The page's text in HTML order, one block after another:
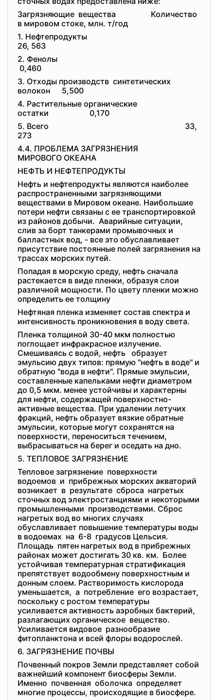
Загрязняющие вещества Количество
в мировом стоке, млн. т/год
1. Нефтепродукты
26, 563
2. Фенолы
0,460
3. Отходы производств синтетических
волокон 5,500
4. Растительные органические
остатки 0,170
5. Всего
33,
273
4.4. ПРОБЛЕМА ЗАГРЯЗНЕНИЯ
МИРОВОГО ОКЕАНА
НЕФТЬ И НЕФТЕПРОДУКТЫ
Нефть и нефтепродукты являются наиболее
распространенными загрязняющими
веществами в Мировом океане. Наибольшие
потери нефти связаны с ее транспортировкой
из районов добычи. Аварийные ситуации,
слив за борт танкерами промывочных и
балластных вод, - все это обуславливает
присутствие постоянные полей загрязнения на
трассах морских путей.
Попадая в морскую среду, нефть сначала
растекается в виде пленки, образуя слои
различной мощности. По цвету пленки можно
определить ее толщину
Нефтяная пленка изменяет состав спектра и
интенсивность проникновения в воду света.
Пленка толщиной 30-40 мкм полностью
поглощает инфракрасное излучение.
Смешиваясь с водой, нефть образует
эмульсию двух типов: прямую "нефть в воде" и
обратную "вода в нефти". Прямые эмульсии,
составленные капельками нефти диаметром
до 0,5 мкм. менее устойчивы и характерны
для нефти, содержащей поверхностно-
активные вещества. При удалении летучих
фракций, нефть образует вязкие обратные
эмульсии, которые могут сохранятся на
поверхности, переноситься течением,
выбрасываться на берег и оседать на дно.
5. ТЕПЛОВОЕ ЗАГРЯЗНЕНИЕ
Тепловое загрязнение поверхности
водоемов и прибрежных морских акваторий
возникает в результате сброса нагретых
сточных вод электростанциями и некоторыми
промышленными производствами. Сброс
нагретых вод во многих случаях
обуславливает повышение температуры воды
в водоемах на 6-8 градусов Цельсия.
Площадь пятен нагретых вод в прибрежных
районах может достигать 30 кв. км. Более
устойчивая температурная стратификация
препятствует водообмену поверхностным и
донным слоем. Растворимость кислорода
уменьшается, а потребление его возрастает,
поскольку с ростом температуры
усиливается активность аэробных бактерий,
разлагающих органическое вещество.
Усиливается видовое разнообразие
фитопланктона и всей флоры водорослей.
6. ЗАГРЯЗНЕНИЕ ПОЧВЫ
Почвенный покров Земли представляет собой
важнейший компонент биосферы Земли.
Именно почвенная оболочка определяет
многие процессы, происходящие в биосфере.